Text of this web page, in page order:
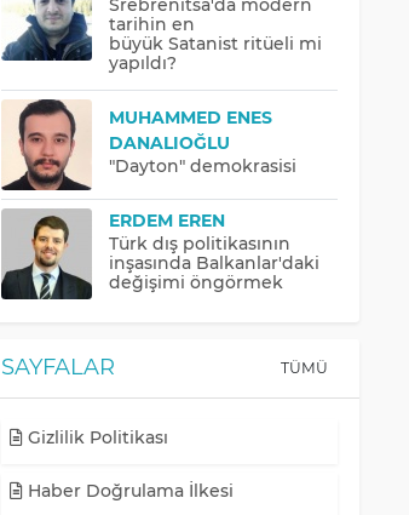
Srebrenitsa'da modern
tarihin en
büyük Satanist ritüeli mi
yapıldı?
MUHAMMED ENES
DANALIOĞLU
"Dayton" demokrasisi
ERDEM EREN
Türk dış politikasının
inşasında Balkanlar'daki
değişimi öngörmek
SAYFALAR TÜMÜ
Gizlilik Politikası
Haber Doğrulama İlkesi